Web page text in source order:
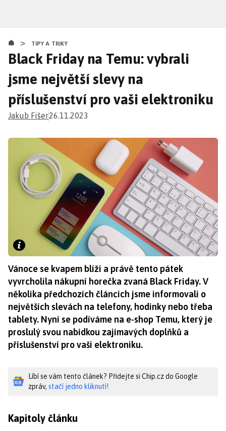
obsahu
> TIPY A TRIKY
Black Friday na Temu: vybrali
jsme největší slevy na
příslušenství pro vaši elektroniku
Jakub Fišer26.11.2023
Vánoce se kvapem blíží a právě tento pátek
vyvrcholila nákupní horečka zvaná Black Friday. V
několika předchozích článcích jsme informovali o
největších slevách na telefony, hodinky nebo třeba
tablety. Nyní se podíváme na e-shop Temu, který je
proslulý svou nabídkou zajímavých doplňků a
příslušenství pro vaši elektroniku.
Líbí se vám tento článek? Přidejte si Chip.cz do Google
zpráv, stačí jedno kliknutí!
Kapitoly článku